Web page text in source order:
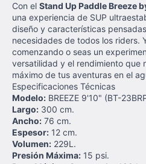
Con el Stand Up Paddle Breeze
una experiencia de SUP
diseño y características
necesidades de todos los riders.
comenzando o seas un
versatilidad y el rendimiento que
máximo de tus aventuras en el
Especificaciones Técnicas
Modelo: BREEZE 9'10" (BT-
Largo: 300 cm.
Ancho: 76 cm.
Espesor: 12 cm.
Volumen: 229L.
Presión Máxima: 15 psi.